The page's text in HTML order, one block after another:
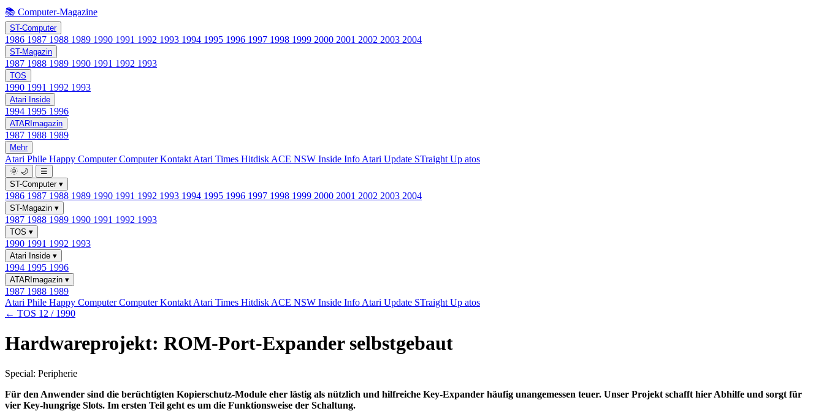
📚 Computer-Magazine
ST-Computer
1986 1987 1988 1989 1990 1991 1992 1993 1994 1995 1996 1997 1998 1999 2000 2001 2002 2003 2004
ST-Magazin
1987 1988 1989 1990 1991 1992 1993
TOS
1990 1991 1992 1993
Atari Inside
1994 1995 1996
ATARImagazin
1987 1988 1989
Mehr
Atari Phile Happy ComputerComputer Kontakt Atari Times Hitdisk ACE NSW Inside Info Atari Update STraight Up atos
🌞 🌙
☰
ST-Computer ▾
1986 1987 1988 1989 1990 1991 1992 1993 1994 1995 1996 1997 1998 1999 2000 2001 2002 2003 2004
ST-Magazin ▾
1987 1988 1989 1990 1991 1992 1993
TOS ▾
1990 1991 1992 1993
Atari Inside ▾
1994 1995 1996
ATARImagazin ▾
1987 1988 1989
Atari Phile Happy ComputerComputer Kontakt Atari Times Hitdisk ACE NSW Inside Info Atari Update STraight Up atos
← TOS 12 / 1990
Hardwareprojekt: ROM-Port-Expander selbstgebaut
Special: Peripherie
Für den Anwender sind die berüchtigten Kopierschutz-Module eher lästig als nützlich und hilfreiche Key-Expander häufig unangemessen teuer. Unser Projekt schafft hier Abhilfe und sorgt für
vier Key-hungrige Slots. Im ersten Teil geht es um die Funktionsweise der Schaltung.